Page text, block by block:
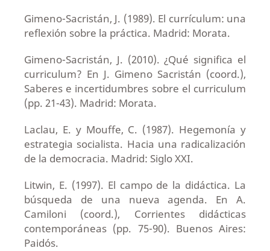
Gimeno-Sacristán, J. (1989). El currículum: una
reflexión sobre la práctica. Madrid: Morata.
Gimeno-Sacristán, J. (2010). ¿Qué significa el
curriculum? En J. Gimeno Sacristán (coord.),
Saberes e incertidumbres sobre el curriculum
(pp. 21-43). Madrid: Morata.
Laclau, E. y Mouffe, C. (1987). Hegemonía y
estrategia socialista. Hacia una radicalización
de la democracia. Madrid: Siglo XXI.
Litwin, E. (1997). El campo de la didáctica. La
búsqueda de una nueva agenda. En A.
Camiloni (coord.), Corrientes didácticas
contemporáneas (pp. 75-90). Buenos Aires:
Paidós.